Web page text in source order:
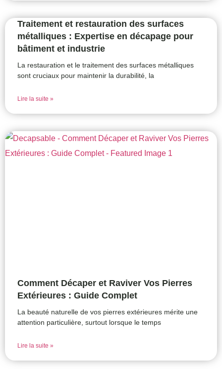
Traitement et restauration des surfaces
métalliques : Expertise en décapage pour
bâtiment et industrie
La restauration et le traitement des surfaces métalliques
sont cruciaux pour maintenir la durabilité, la
Lire la suite »
Comment Décaper et Raviver Vos Pierres
Extérieures : Guide Complet
La beauté naturelle de vos pierres extérieures mérite une
attention particulière, surtout lorsque le temps
Lire la suite »